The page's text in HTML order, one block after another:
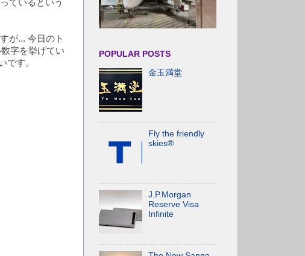
ているという
が... 今日のト
字を挙げてい
です。
POPULAR POSTS
金玉満堂
Fly the friendly
skies®
J.P.Morgan
Reserve Visa
Infinite